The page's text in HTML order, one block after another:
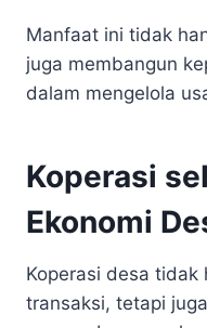
Manfaat ini tidak
juga membangun
dalam mengelola
Koperasi
Ekonomi
Koperasi desa
transaksi, tetapi